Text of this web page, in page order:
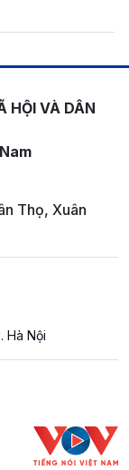
HỘI VÀ DÂN
Thọ, Xuân
Hà Nội